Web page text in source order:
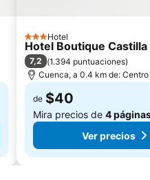
3 Estrellas
Hotel
Hotel Boutique Castilla
7,2 (1.394 puntuaciones)
Cuenca, a 0.4 km de:
de $40
Mira precios de 4
Ver precios